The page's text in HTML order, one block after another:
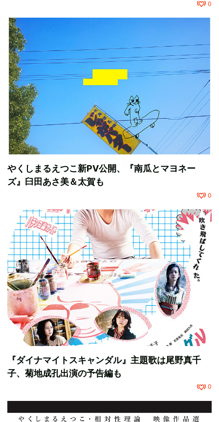
0
やくしまるえつこ新PV公開、『南瓜とマヨネー
ズ』臼田あさ美＆太賀も
0
『ダイナマイトスキャンダル』主題歌は尾野真千
子、菊地成孔出演の予告編も
0